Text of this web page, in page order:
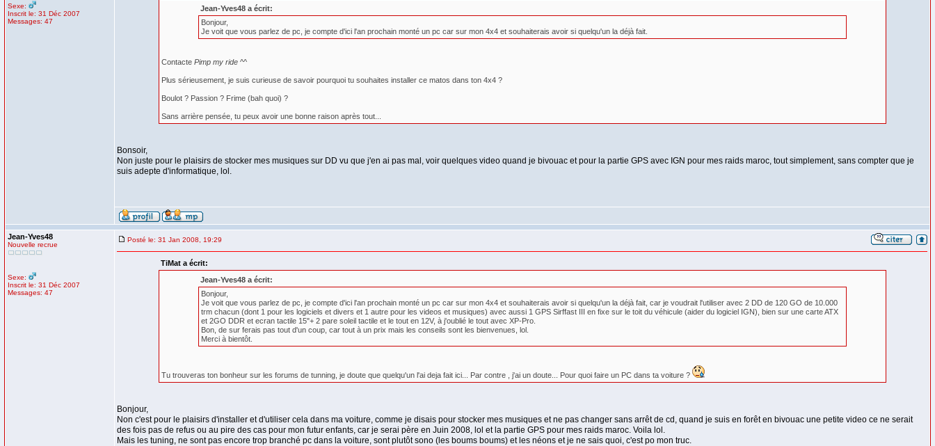
Sexe:
Inscrit le: 31 Déc 2007
Messages: 47
Jean-Yves48 a écrit:
Bonjour,
Je voit que vous parlez de pc, je compte d'ici l'an prochain monté un pc car sur mon 4x4 et souhaiterais avoir si quelqu'un la déjà fait.
Contacte Pimp my ride^^
Plus sérieusement, je suis curieuse de savoir pourquoi tu souhaites installer ce matos dans ton 4x4 ?
Boulot ? Passion ? Frime (bah quoi) ?
Sans arrière pensée, tu peux avoir une bonne raison après tout...
Bonsoir,
Non juste pour le plaisirs de stocker mes musiques sur DD vu que j'en ai pas mal, voir quelques video quand je bivouac et pour la partie GPS avec IGN pour mes raids maroc, tout simplement, sans compter que je
suis adepte d'informatique, lol.
Jean-Yves48
Nouvelle recrue
Sexe:
Inscrit le: 31 Déc 2007
Messages: 47
Posté le: 31 Jan 2008, 19:29
TiMat a écrit:
Jean-Yves48 a écrit:
Bonjour,
Je voit que vous parlez de pc, je compte d'ici l'an prochain monté un pc car sur mon 4x4 et souhaiterais avoir si quelqu'un la déjà fait, car je voudrait l'utiliser avec 2 DD de 120 GO de 10.000
trm chacun (dont 1 pour les logiciels et divers et 1 autre pour les videos et musiques) avec aussi 1 GPS Sirffast III en fixe sur le toit du véhicule (aider du logiciel IGN), bien sur une carte ATX
et 2GO DDR et ecran tactile 15"+ 2 pare soleil tactile et le tout en 12V, à j'oublié le tout avec XP-Pro.
Bon, de sur ferais pas tout d'un coup, car tout à un prix mais les conseils sont les bienvenues, lol.
Merci à bientôt.
Tu trouveras ton bonheur sur les forums de tunning, je doute que quelqu'un l'ai deja fait ici... Par contre , j'ai un doute... Pour quoi faire un PC dans ta voiture ?
Bonjour,
Non c'est pour le plaisirs d'installer et d'utiliser cela dans ma voiture, comme je disais pour stocker mes musiques et ne pas changer sans arrêt de cd, quand je suis en forêt en bivouac une petite video ce ne serait
des fois pas de refus ou au pire des cas pour mon futur enfants, car je serai père en Juin 2008, lol et la partie GPS pour mes raids maroc. Voila lol.
Mais les tuning, ne sont pas encore trop branché pc dans la voiture, sont plutôt sono (les boums boums) et les néons et je ne sais quoi, c'est po mon truc.